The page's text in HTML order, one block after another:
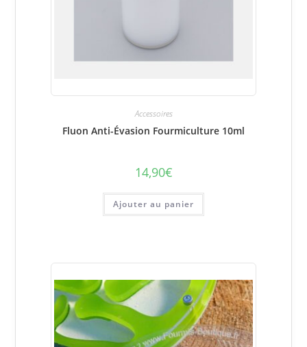
Accessoires
Fluon Anti-Évasion Fourmiculture 10ml
14,90€
Ajouter au panier